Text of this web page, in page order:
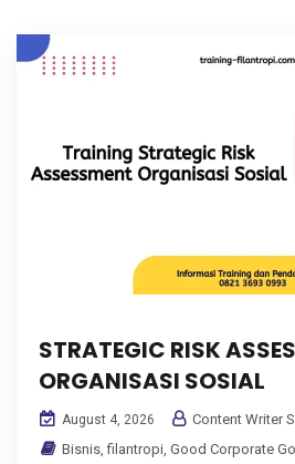
STRATEGIC RISK
ORGANISASI SOSIAL
August 4, 2026
Content Writer
Bisnis,filantropi, Good Corporate